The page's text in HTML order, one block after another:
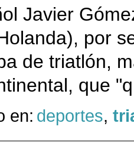
Javier
por
de triatlón,
que
en: deportes,